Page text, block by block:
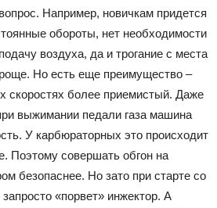
Например, новичкам придется
обороты, нет необходимости
воздуха, да и трогание с места
Но есть еще преимущество –
скоростях более приемистый. Даже
выжимании педали газа машина
У карбюраторных это происходит
Поэтому совершать обгон на
безопаснее. Но зато при старте со
«порвет» инжектор. А